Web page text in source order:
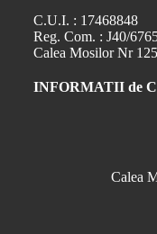
C.U.I. : 17468848
Reg. Com. : J40/
Calea Mosilor Nr
INFORMATII de
Calea